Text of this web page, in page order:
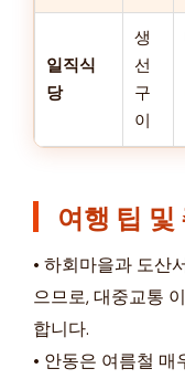
일직식
당
생
선
구
이
여행 팁 및
• 하회마을과 도산
으므로, 대중교통
합니다.
• 안동은 여름철 매